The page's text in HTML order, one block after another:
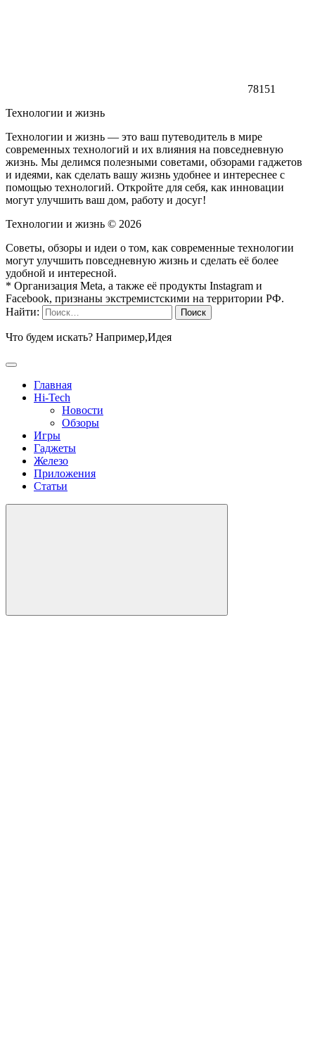
78151
Технологии и жизнь
Технологии и жизнь — это ваш путеводитель в мире
современных технологий и их влияния на повседневную
жизнь. Мы делимся полезными советами, обзорами гаджетов
и идеями, как сделать вашу жизнь удобнее и интереснее с
помощью технологий. Откройте для себя, как инновации
могут улучшить ваш дом, работу и досуг!
Технологии и жизнь © 2026
Советы, обзоры и идеи о том, как современные технологии
могут улучшить повседневную жизнь и сделать её более
удобной и интересной.
* Организация Meta, а также её продукты Instagram и
Facebook, признаны экстремистскими на территории РФ.
Найти:
Что будем искать? Например,Идея
Главная
Hi-Tech
Новости
Обзоры
Игры
Гаджеты
Железо
Приложения
Статьи